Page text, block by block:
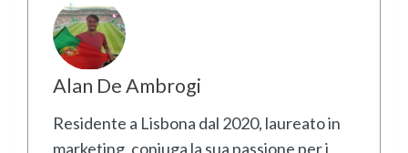
Alan De Ambrogi
Residente a Lisbona dal 2020, laureato in
marketing, coniuga la sua passione per i